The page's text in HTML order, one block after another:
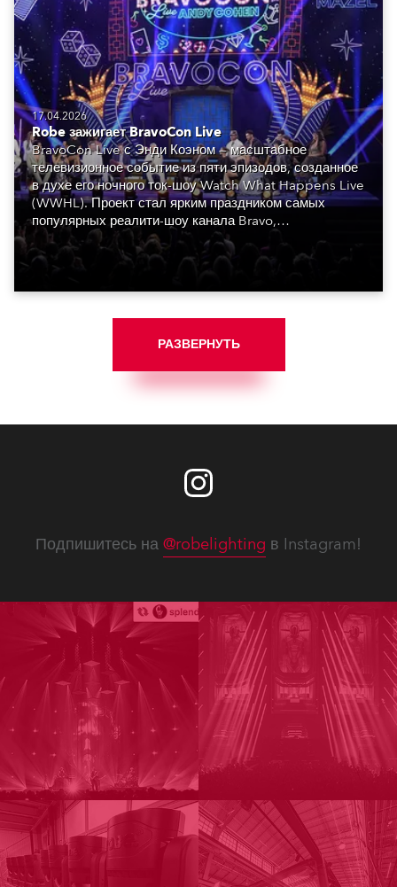
17.04.2026
Robe зажигает BravoCon Live
BravoCon Live с Энди Коэном — масштабное
телевизионное событие из пяти эпизодов, созданное
в духе его ночного ток-шоу Watch What Happens Live
(WWHL). Проект стал ярким праздником самых
популярных реалити-шоу канала Bravo,
объединившим знаменитостей, которые формируют
уникальную атмосферу.
РАЗВЕРНУТЬ
Подпишитесь на @robelighting в Instagram!